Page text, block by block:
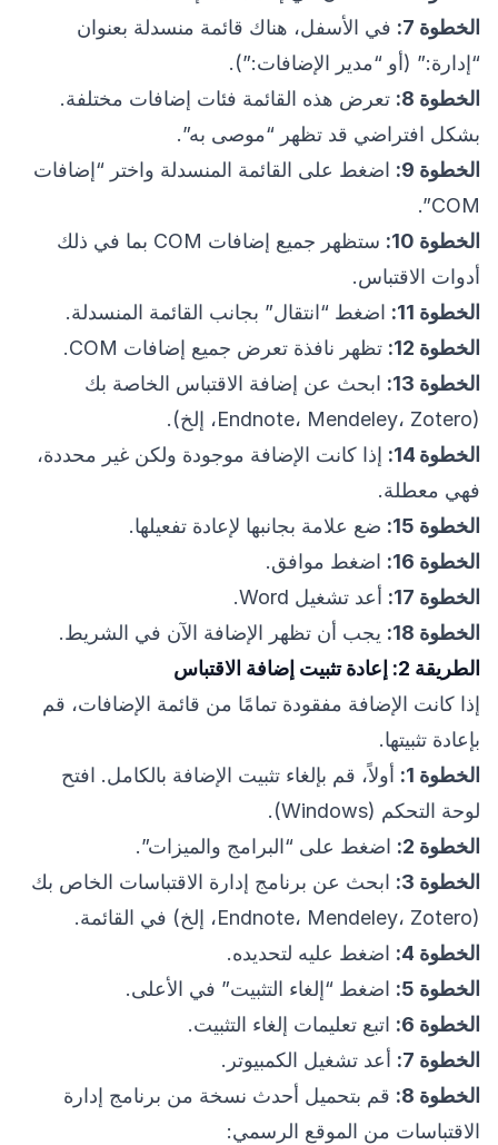
الخطوة 7:
في الأسفل، هناك قائمة منسدلة بعنوان
“إدارة:” (أو “مدير الإضافات:”).
الخطوة 8:
تعرض هذه القائمة فئات إضافات مختلفة.
بشكل افتراضي قد تظهر “موصى به”.
الخطوة 9:
اضغط على القائمة المنسدلة واختر “إضافات
COM”.
الخطوة 10:
ستظهر جميع إضافات COM بما في ذلك
أدوات الاقتباس.
الخطوة 11:
اضغط “انتقال” بجانب القائمة المنسدلة.
الخطوة 12:
تظهر نافذة تعرض جميع إضافات COM.
الخطوة 13:
ابحث عن إضافة الاقتباس الخاصة بك
(Endnote، Mendeley، Zotero، إلخ).
الخطوة 14:
إذا كانت الإضافة موجودة ولكن غير محددة،
فهي معطلة.
الخطوة 15:
ضع علامة بجانبها لإعادة تفعيلها.
الخطوة 16:
اضغط موافق.
الخطوة 17:
أعد تشغيل Word.
الخطوة 18:
يجب أن تظهر الإضافة الآن في الشريط.
الطريقة 2: إعادة تثبيت إضافة الاقتباس
إذا كانت الإضافة مفقودة تمامًا من قائمة الإضافات، قم
بإعادة تثبيتها.
الخطوة 1:
أولاً، قم بإلغاء تثبيت الإضافة بالكامل. افتح
لوحة التحكم (Windows).
الخطوة 2:
اضغط على “البرامج والميزات”.
الخطوة 3:
ابحث عن برنامج إدارة الاقتباسات الخاص بك
(Endnote، Mendeley، Zotero، إلخ) في القائمة.
الخطوة 4:
اضغط عليه لتحديده.
الخطوة 5:
اضغط “إلغاء التثبيت” في الأعلى.
الخطوة 6:
اتبع تعليمات إلغاء التثبيت.
الخطوة 7:
أعد تشغيل الكمبيوتر.
الخطوة 8:
قم بتحميل أحدث نسخة من برنامج إدارة
الاقتباسات من الموقع الرسمي: